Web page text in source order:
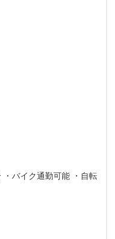
・バイク通勤可能 ・自転